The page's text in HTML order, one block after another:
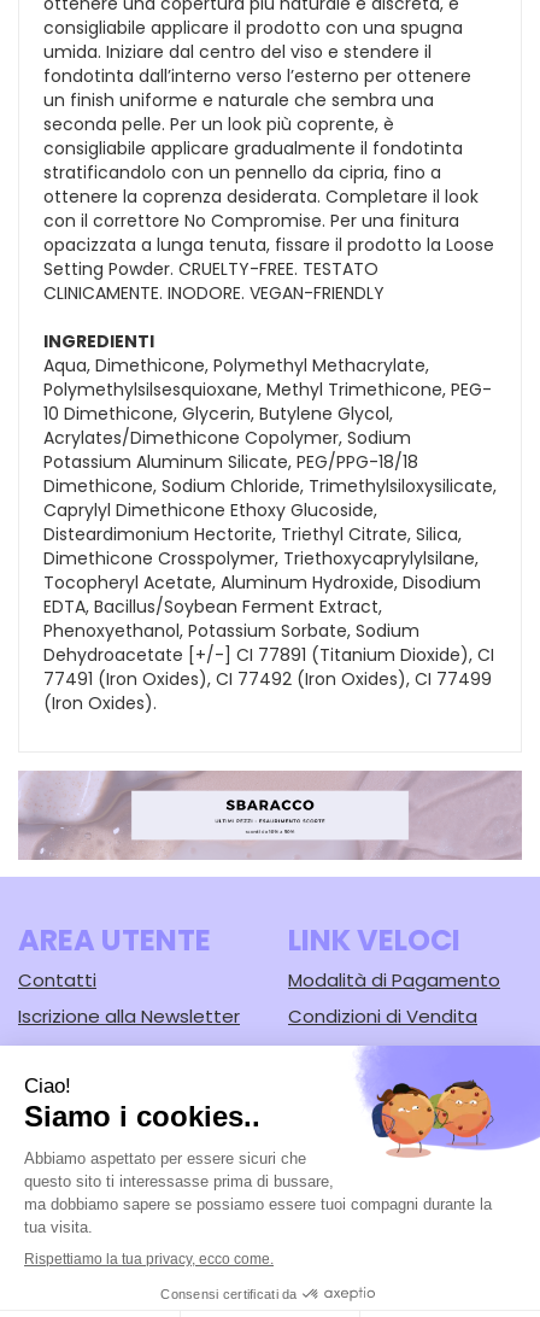
consigliabile applicare il prodotto con una spugna
umida. Iniziare dal centro del viso e stendere il
fondotinta dall’interno verso l’esterno per ottenere
un finish uniforme e naturale che sembra una
seconda pelle. Per un look più coprente, è
consigliabile applicare gradualmente il fondotinta
stratificandolo con un pennello da cipria, fino a
ottenere la coprenza desiderata. Completare il look
con il correttore No Compromise. Per una finitura
opacizzata a lunga tenuta, fissare il prodotto la Loose
Setting Powder. CRUELTY-FREE. TESTATO
CLINICAMENTE. INODORE. VEGAN-FRIENDLY
INGREDIENTI
Aqua, Dimethicone, Polymethyl Methacrylate,
Polymethylsilsesquioxane, Methyl Trimethicone, PEG-
10 Dimethicone, Glycerin, Butylene Glycol,
Acrylates/Dimethicone Copolymer, Sodium
Potassium Aluminum Silicate, PEG/PPG-18/18
Dimethicone, Sodium Chloride, Trimethylsiloxysilicate,
Caprylyl Dimethicone Ethoxy Glucoside,
Disteardimonium Hectorite, Triethyl Citrate, Silica,
Dimethicone Crosspolymer, Triethoxycaprylylsilane,
Tocopheryl Acetate, Aluminum Hydroxide, Disodium
EDTA, Bacillus/Soybean Ferment Extract,
Phenoxyethanol, Potassium Sorbate, Sodium
Dehydroacetate [+/-] CI 77891 (Titanium Dioxide), CI
77491 (Iron Oxides), CI 77492 (Iron Oxides), CI 77499
(Iron Oxides).
AREA UTENTE
Contatti
Iscrizione alla Newsletter
Informativa Privacy
Cookie Policy
LINK VELOCI
Modalità di Pagamento
Condizioni di Vendita
Modalità di Spedizione e
Farmacia Lodi srl
- Corso Guercino, 67/b 44042 Cento (FE)
Prenofa